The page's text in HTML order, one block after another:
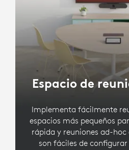
Espacio de
Implementa fácilmente
espacios más pequeños
rápida y reuniones ad-hoc
son fáciles de